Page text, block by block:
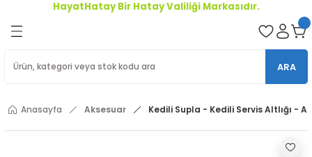
HayatHatay Bir Hatay Valiliği Markasıdır.
ARA
Anasayfa Aksesuar Kedili Supla - Kedili Servis Altlığı -